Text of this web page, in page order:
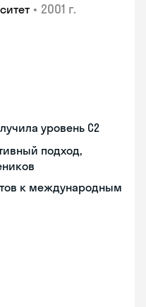
• 2001 г.
уровень С2
подход,
к международным